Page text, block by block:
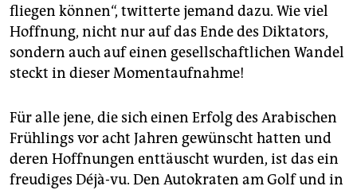
fliegen können“, twitterte jemand dazu. Wie viel
Hoffnung, nicht nur auf das Ende des Diktators,
sondern auch auf einen gesellschaftlichen Wandel
steckt in dieser Momentaufnahme!
Für alle jene, die sich einen Erfolg des Arabischen
Frühlings vor acht Jahren gewünscht hatten und
deren Hoffnungen enttäuscht wurden, ist das ein
freudiges Déjà-vu. Den Autokraten am Golf und in